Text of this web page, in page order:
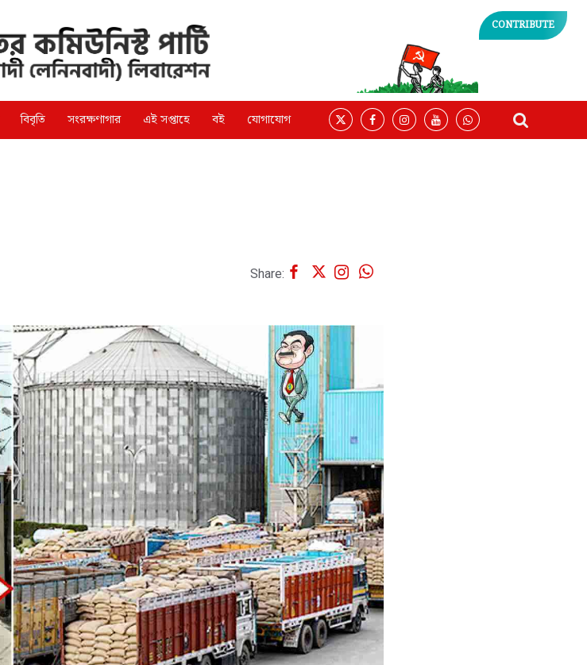
CONTRIBUTE
বিবৃতি সংরক্ষণাগার এই সপ্তাহে বই যোগাযোগ
Share: